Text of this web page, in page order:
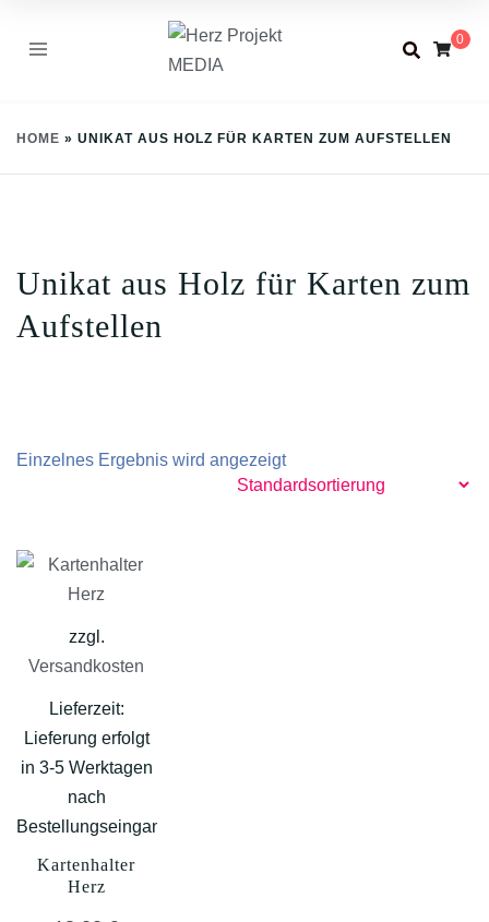
0
HOME » UNIKAT AUS HOLZ FÜR KARTEN ZUM AUFSTELLEN
Unikat aus Holz für Karten zum
Aufstellen
Einzelnes Ergebnis wird angezeigt
zzgl.
Versandkosten
Lieferzeit:
Lieferung erfolgt
in 3-5 Werktagen
nach
Bestellungseingang
Kartenhalter
Herz